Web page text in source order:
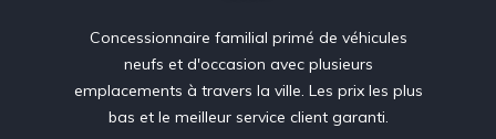
Concessionnaire familial primé de véhicules
neufs et d'occasion avec plusieurs
emplacements à travers la ville. Les prix les plus
bas et le meilleur service client garanti.